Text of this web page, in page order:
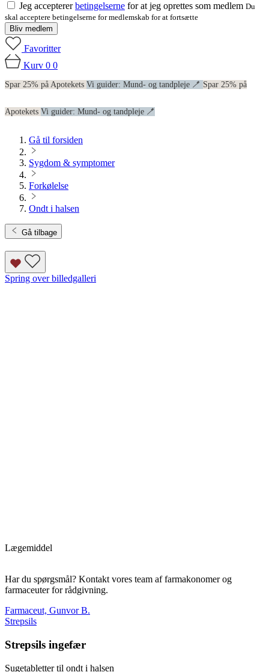
Jeg acceptererbetingelserne for at jeg oprettes som medlem Du
skal acceptere betingelserne for medlemskab for at fortsætte
Bliv medlem
Favoritter
Kurv 0 0
Spar 25% på Apotekets Vi guider: Mund- og tandpleje 🪥 Spar 25% på
Apotekets Vi guider: Mund- og tandpleje 🪥
Gå til forsiden
Sygdom & symptomer
Forkølelse
Ondt i halsen
Gå tilbage
Spring over billedgalleri
Lægemiddel
Har du spørgsmål? Kontakt vores team af farmakonomer og
farmaceuter for rådgivning.
Farmaceut, Gunvor B.
Strepsils
Strepsils ingefær
Sugetabletter til ondt i halsen